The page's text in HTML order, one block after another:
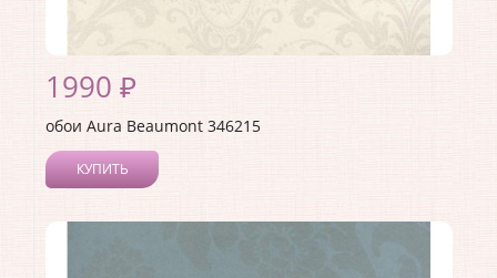
1990 ₽
обои Aura Beaumont 346215
КУПИТЬ
Коллекция:Beaumont